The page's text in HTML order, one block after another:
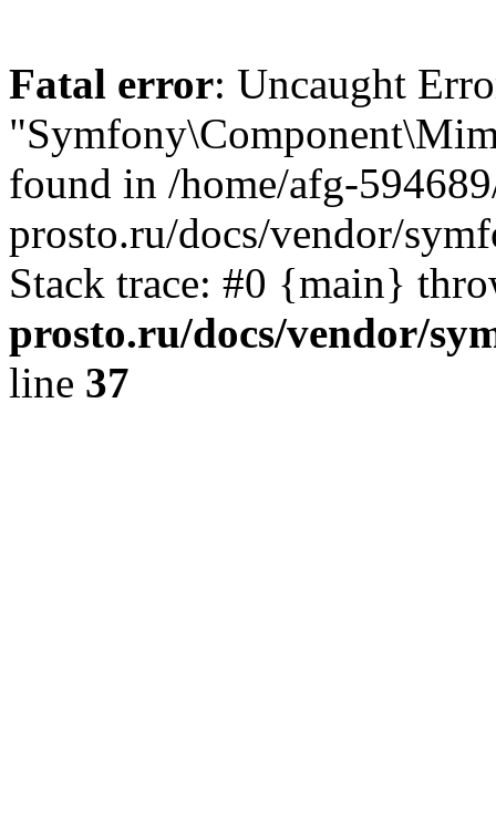
Fatal error: Uncaught
found in /home/afg-
prosto.ru/docs/vendor/
Stack trace: #0 {main}
prosto.ru/docs/vendor/
line 37